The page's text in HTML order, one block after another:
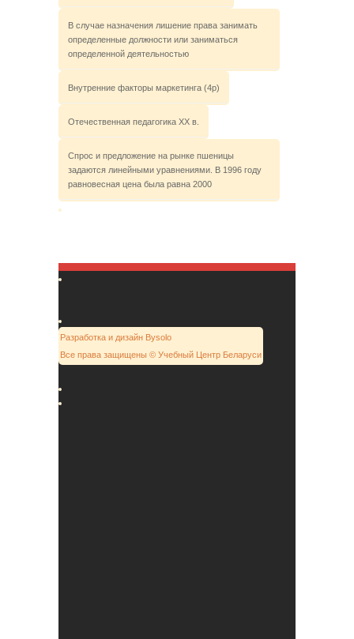
В случае назначения лишение права занимать
определенные должности или заниматься
определенной деятельностью
Внутренние факторы маркетинга (4р)
Отечественная педагогика XX в.
Спрос и предложение на рынке пшеницы
задаются линейными уравнениями. В 1996 году
равновесная цена была равна 2000
Разработка и дизайн Bysolo
Все права защищены © Учебный Центр Беларуси